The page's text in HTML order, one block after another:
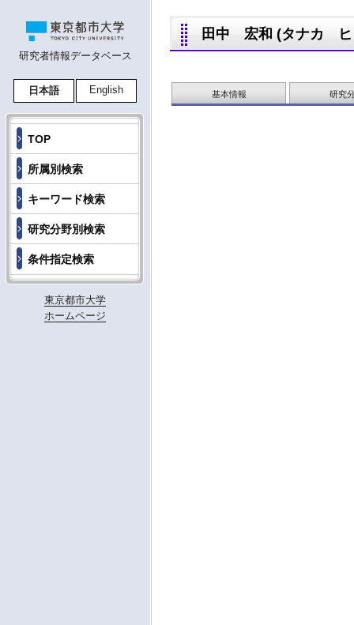
研究者情報データベース
日本語 English
TOP
所属別検索
キーワード検索
研究分野別検索
条件指定検索
東京都市大学
ホームページ
田中 宏和 (タナカ ヒ
基本情報 研究